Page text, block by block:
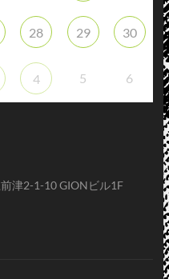
28 29 30
4 5 6
津2-1-10 GIONビル1F